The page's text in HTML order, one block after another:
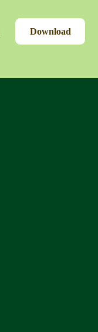
Download